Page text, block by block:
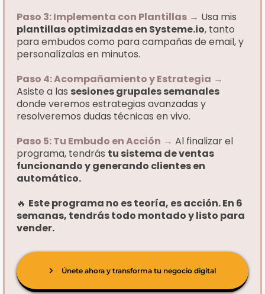
Paso 3: Implementa con Plantillas → Usa mis
plantillas optimizadas en Systeme.io, tanto
para embudos como para campañas de email, y
personalízalas en minutos.
Paso 4: Acompañamiento y Estrategia →
Asiste a las sesiones grupales semanales
donde veremos estrategias avanzadas y
resolveremos dudas técnicas en vivo.
Paso 5: Tu Embudo en Acción → Al finalizar el
programa, tendrás tu sistema de ventas
funcionando y generando clientes en
automático.
🔥 Este programa no es teoría, es acción. En 6
semanas, tendrás todo montado y listo para
vender.
Únete ahora y transforma tu negocio digital